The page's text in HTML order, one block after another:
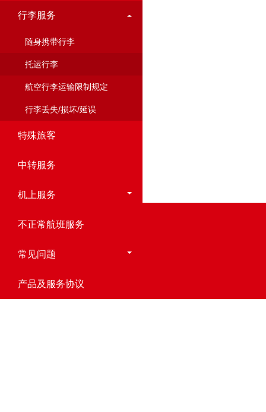
行李服务
随身携带行李
托运行李
航空行李运输限制规定
行李丢失/损坏/延误
特殊旅客
中转服务
机上服务
不正常航班服务
常见问题
产品及服务协议